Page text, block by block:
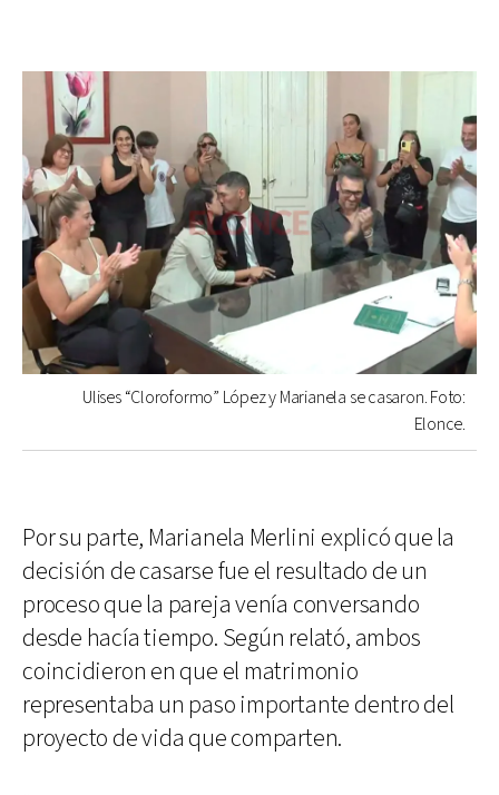
Ulises “Cloroformo” López y Marianela se casaron. Foto:
Elonce.
Por su parte, Marianela Merlini explicó que la
decisión de casarse fue el resultado de un
proceso que la pareja venía conversando
desde hacía tiempo. Según relató, ambos
coincidieron en que el matrimonio
representaba un paso importante dentro del
proyecto de vida que comparten.